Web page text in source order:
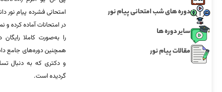
دوره های شب امتحانی پیام نور
سایر دوره ها
مقالات پیام نور
امتحانی فشرده پیام نور
در امتحانات آماده‌ کرده
را به‌صورت کاملا
همچنین دوره‌های جامع
و دکتری که به دنبال
گردیده است.